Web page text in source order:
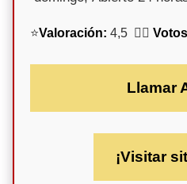
⭐Valoración: 4,5 🕵️‍♀️
Llamar
¡Visitar